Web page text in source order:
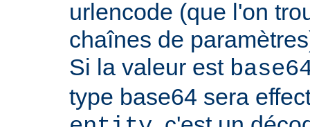
urlencode (que l'on
chaînes de
Si la valeur est
type base64 sera